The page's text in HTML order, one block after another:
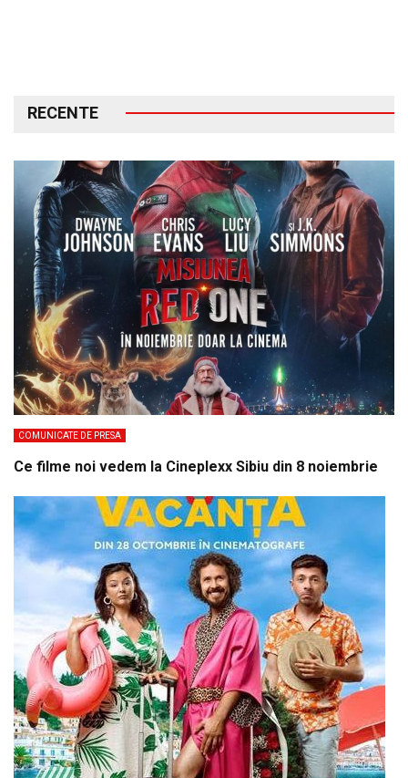
RECENTE
COMUNICATE DE PRESA
Ce filme noi vedem la Cineplexx Sibiu din 8 noiembrie